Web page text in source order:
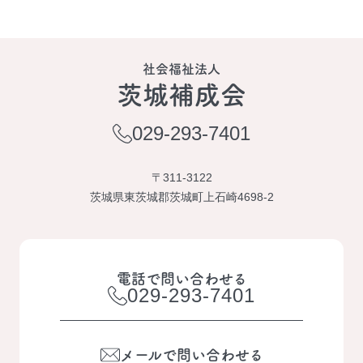
社会福祉法人
茨城補成会
029-293-7401
〒311-3122
茨城県東茨城郡茨城町上石崎4698-2
電話で問い合わせる
029-293-7401
メールで問い合わせる